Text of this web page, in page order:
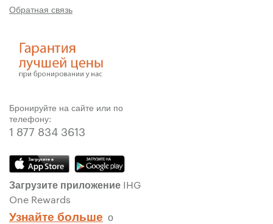
Обратная связь
Бронируйте на сайте или по
телефону:
1 877 834 3613
Загрузите приложение IHG
One Rewards
Узнайте больше о